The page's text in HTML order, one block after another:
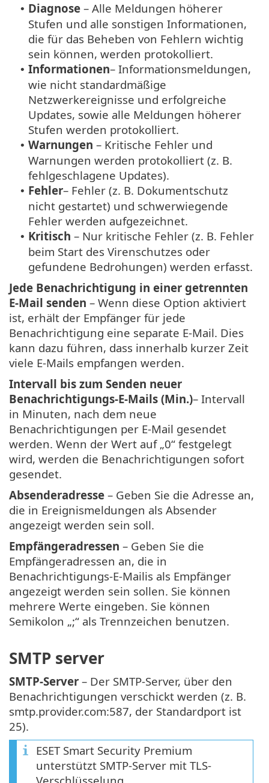
• Diagnose – Alle Meldungen höherer
Stufen und alle sonstigen Informationen,
die für das Beheben von Fehlern wichtig
sein können, werden protokolliert.
• Informationen– Informationsmeldungen,
wie nicht standardmäßige
Netzwerkereignisse und erfolgreiche
Updates, sowie alle Meldungen höherer
Stufen werden protokolliert.
• Warnungen – Kritische Fehler und
Warnungen werden protokolliert (z. B.
fehlgeschlagene Updates).
• Fehler– Fehler (z. B. Dokumentschutz
nicht gestartet) und schwerwiegende
Fehler werden aufgezeichnet.
• Kritisch – Nur kritische Fehler (z. B. Fehler
beim Start des Virenschutzes oder
gefundene Bedrohungen) werden erfasst.
Jede Benachrichtigung in einer getrennten
E-Mail senden – Wenn diese Option aktiviert
ist, erhält der Empfänger für jede
Benachrichtigung eine separate E-Mail. Dies
kann dazu führen, dass innerhalb kurzer Zeit
viele E-Mails empfangen werden.
Intervall bis zum Senden neuer
Benachrichtigungs-E-Mails (Min.)– Intervall
in Minuten, nach dem neue
Benachrichtigungen per E-Mail gesendet
werden. Wenn der Wert auf „0“ festgelegt
wird, werden die Benachrichtigungen sofort
gesendet.
Absenderadresse – Geben Sie die Adresse an,
die in Ereignismeldungen als Absender
angezeigt werden sein soll.
Empfängeradressen – Geben Sie die
Empfängeradressen an, die in
Benachrichtigungs-E-Mailis als Empfänger
angezeigt werden sein sollen. Sie können
mehrere Werte eingeben. Sie können
Semikolon „;“ als Trennzeichen benutzen.
SMTP server
SMTP-Server – Der SMTP-Server, über den
Benachrichtigungen verschickt werden (z. B.
smtp.provider.com:587, der Standardport ist
25).
ESET Smart Security Premium
unterstützt SMTP-Server mit TLS-